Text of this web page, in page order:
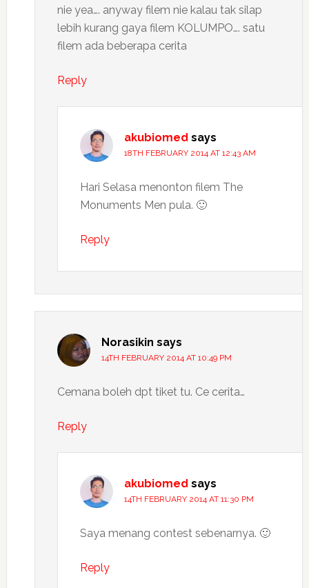
nie yea…. anyway filem nie kalau tak silap
lebih kurang gaya filem KOLUMPO…. satu
filem ada beberapa cerita
Reply
akubiomed says
18TH FEBRUARY 2014 AT 12:43 AM
Hari Selasa menonton filem The
Monuments Men pula. 🙂
Reply
Norasikin says
14TH FEBRUARY 2014 AT 10:49 PM
Cemana boleh dpt tiket tu. Ce cerita…
Reply
akubiomed says
14TH FEBRUARY 2014 AT 11:30 PM
Saya menang contest sebenarnya. 🙂
Reply